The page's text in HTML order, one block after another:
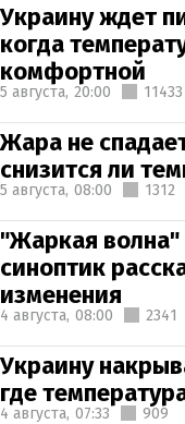
Украину ждет
когда
комфортной
5 августа, 20:00 11433
Жара не
снизится ли
5 августа, 08:00 1312
"Жаркая волна"
синоптик
изменения
4 августа, 08:00 2341
Украину
где
4 августа, 07:33 909